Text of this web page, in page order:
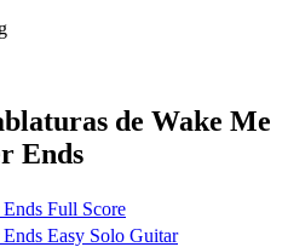
de Wake Me
Ends
Full Score
Easy Solo Guitar